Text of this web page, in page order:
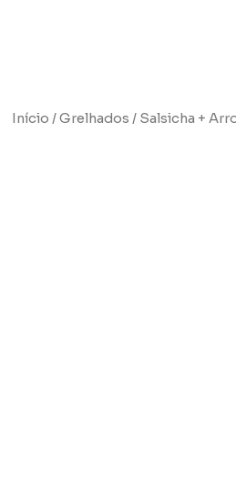
Início /Grelhados / Salsicha +